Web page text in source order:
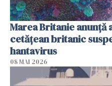
Marea Britanie anunţă
cetăţean britanic
hantavirus
08 MAI 2026